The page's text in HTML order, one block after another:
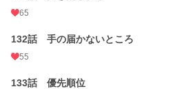
65
132話 手の届かないところ
55
133話 優先順位